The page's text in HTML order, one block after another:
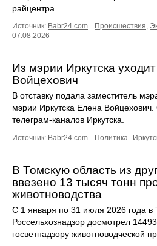
райцентра.
Источник: Babr24.com. Происшествия,
07.08.2026
Из мэрии Иркутска
Войцехович
В отставку подала заместитель
мэрии Иркутска Елена
телеграм‑каналов Иркутска.
Источник: Babr24.com Политика
В Томскую область из
ввезено 13 тысяч тонн
животноводства
С 1 января по 31 июля 2026 года в
Россельхознадзор досмотрел
госветнадзору животноводческой